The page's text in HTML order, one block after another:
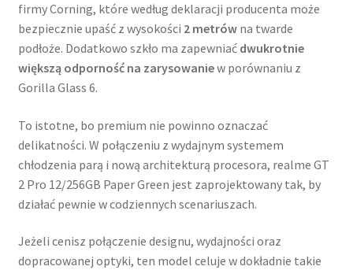
firmy Corning, które według deklaracji producenta może
bezpiecznie upaść z wysokości 2 metrówna twarde
podłoże. Dodatkowo szkło ma zapewniać dwukrotnie
większą odporność na zarysowaniew porównaniu z
Gorilla Glass 6.
To istotne, bo premium nie powinno oznaczać
delikatności. W połączeniu z wydajnym systemem
chłodzenia parą i nową architekturą procesora, realme GT
2 Pro 12/256GB Paper Green jest zaprojektowany tak, by
działać pewnie w codziennych scenariuszach.
Jeżeli cenisz połączenie designu, wydajności oraz
dopracowanej optyki, ten model celuje w dokładnie takie